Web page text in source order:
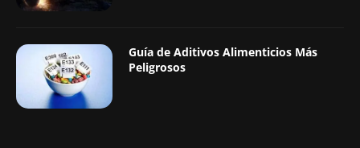
Guía de Aditivos Alimenticios Más
Peligrosos